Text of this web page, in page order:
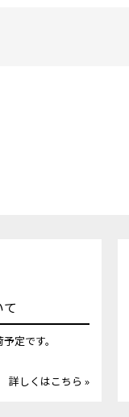
定です。
詳しくはこちら »